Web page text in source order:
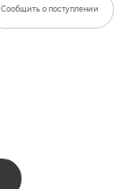
Сообщить о поступлении